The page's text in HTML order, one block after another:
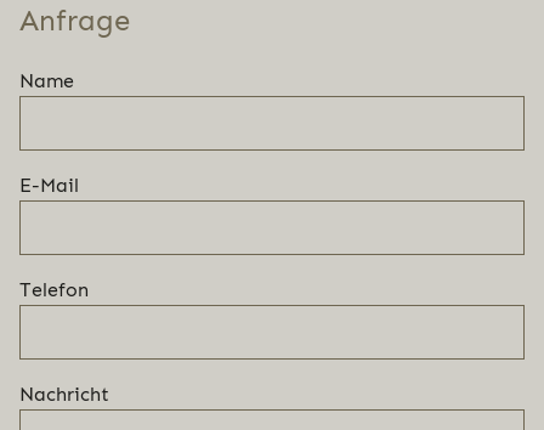
Anfrage
Name
E-Mail
Telefon
Nachricht